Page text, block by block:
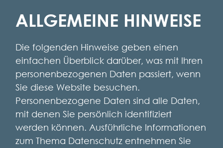
ALLGEMEINE HINWEISE
Die folgenden Hinweise geben einen
einfachen Überblick darüber, was mit Ihren
personenbezogenen Daten passiert, wenn
Sie diese Website besuchen.
Personenbezogene Daten sind alle Daten,
mit denen Sie persönlich identifiziert
werden können. Ausführliche Informationen
zum Thema Datenschutz entnehmen Sie